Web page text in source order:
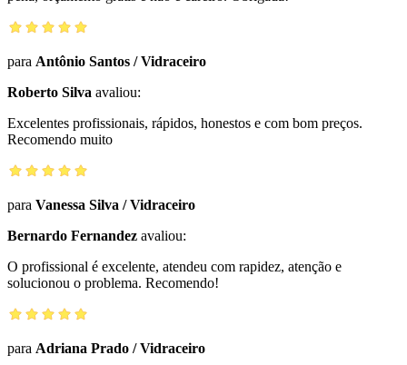
para Antônio Santos /Vidraceiro
Roberto Silva avaliou:
Excelentes profissionais, rápidos, honestos e com bom preços.
Recomendo muito
para Vanessa Silva /Vidraceiro
Bernardo Fernandez avaliou:
O profissional é excelente, atendeu com rapidez, atenção e
solucionou o problema. Recomendo!
para Adriana Prado /Vidraceiro